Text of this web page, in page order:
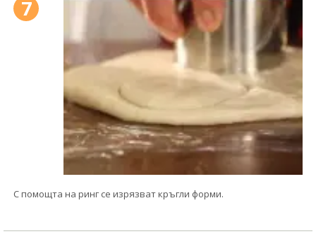
7
С помощта на ринг се изрязват кръгли форми.